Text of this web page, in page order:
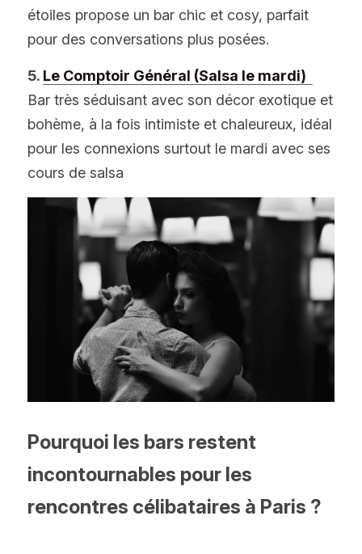
étoiles propose un bar chic et cosy, parfait
pour des conversations plus posées.
5.
Bar très séduisant avec son décor exotique et
bohème, à la fois intimiste et chaleureux, idéal
pour les connexions surtout le mardi avec ses
cours de salsa
Pourquoi les bars restent
incontournables pour les
rencontres célibataires à Paris ?